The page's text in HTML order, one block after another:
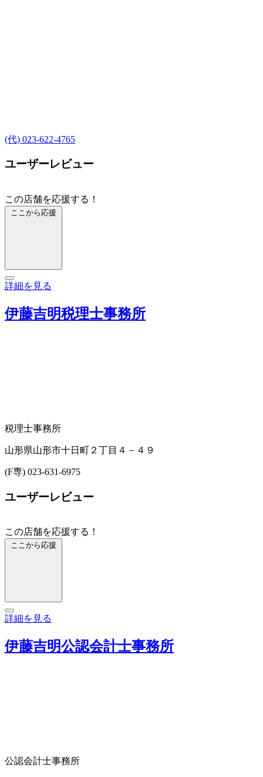
(代) 023-622-4765
ユーザーレビュー
この店舗を応援する！
ここから応援
詳細を見る
伊藤吉明税理士事務所
税理士事務所
山形県山形市十日町２丁目４－４９
(F専) 023-631-6975
ユーザーレビュー
この店舗を応援する！
ここから応援
詳細を見る
伊藤吉明公認会計士事務所
公認会計士事務所